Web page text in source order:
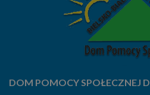
DOM POMOCY SPOŁECZNEJ